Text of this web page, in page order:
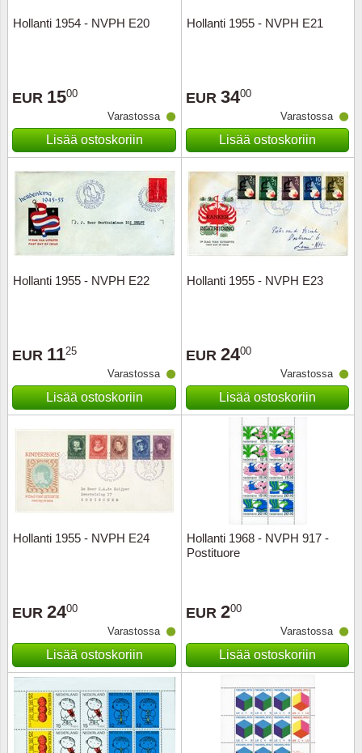
Hollanti 1954 - NVPH E20
EUR 1500
Varastossa
Lisää ostoskoriin
Hollanti 1955 - NVPH E21
EUR 3400
Varastossa
Lisää ostoskoriin
Hollanti 1955 - NVPH E22
EUR 1125
Varastossa
Lisää ostoskoriin
Hollanti 1955 - NVPH E23
EUR 2400
Varastossa
Lisää ostoskoriin
Hollanti 1955 - NVPH E24
EUR 2400
Varastossa
Lisää ostoskoriin
Hollanti 1968 - NVPH 917 -
Postituore
EUR 200
Varastossa
Lisää ostoskoriin